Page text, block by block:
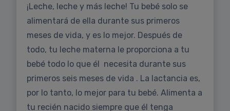
¡Leche, leche y más leche! Tu bebé solo se
alimentará de ella durante sus primeros
meses de vida, y es lo mejor. Después de
todo, tu leche materna le proporciona a tu
bebé todo lo que él necesita durante sus
primeros seis meses de vida . La lactancia es,
por lo tanto, lo mejor para tu bebé. Alimenta a
tu recién nacido siempre que él tenga